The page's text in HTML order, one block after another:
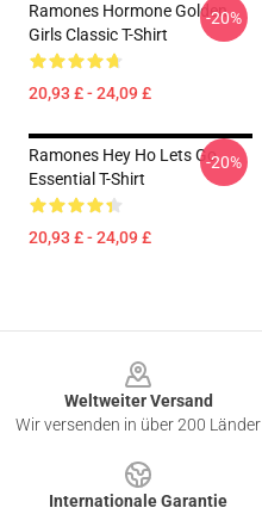
Ramones Hormone Golden
Girls Classic T-Shirt
20,93 £ - 24,09 £
-20%
Ramones Hey Ho Lets Go
Essential T-Shirt
20,93 £ - 24,09 £
-20%
Weltweiter Versand
Wir versenden in über 200 Länder
Internationale Garantie